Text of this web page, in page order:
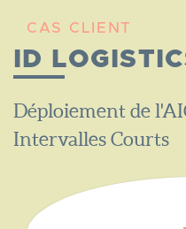
CAS CLIENT
ID
Nom
du
Déploiement de
Intervalles Courts